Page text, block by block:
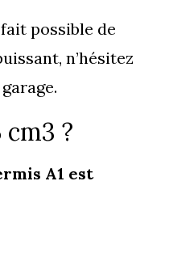
possible de
n’hésitez
?
A1 est